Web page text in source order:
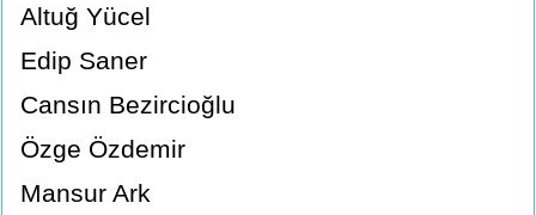
Altuğ Yücel
Edip Saner
Cansın Bezircioğlu
Özge Özdemir
Mansur Ark